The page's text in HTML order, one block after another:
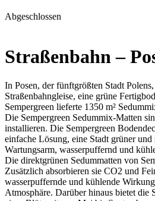
Abgeschlossen
Straßenbahn –
In Posen, der fünftgrößten Stadt
Straßenbahngleise, eine grüne
Sempergreen lieferte 1350 m²
Die Sempergreen Sedummix-Matten
installieren. Die Sempergreen
einfache Lösung, eine Stadt grüner und
Wartungsarm, wasserpuffernd und
Die direktgrünen Sedummatten von
Zusätzlich absorbieren sie CO2 und
wasserpuffernde und kühlende
Atmosphäre. Darüber hinaus bietet die